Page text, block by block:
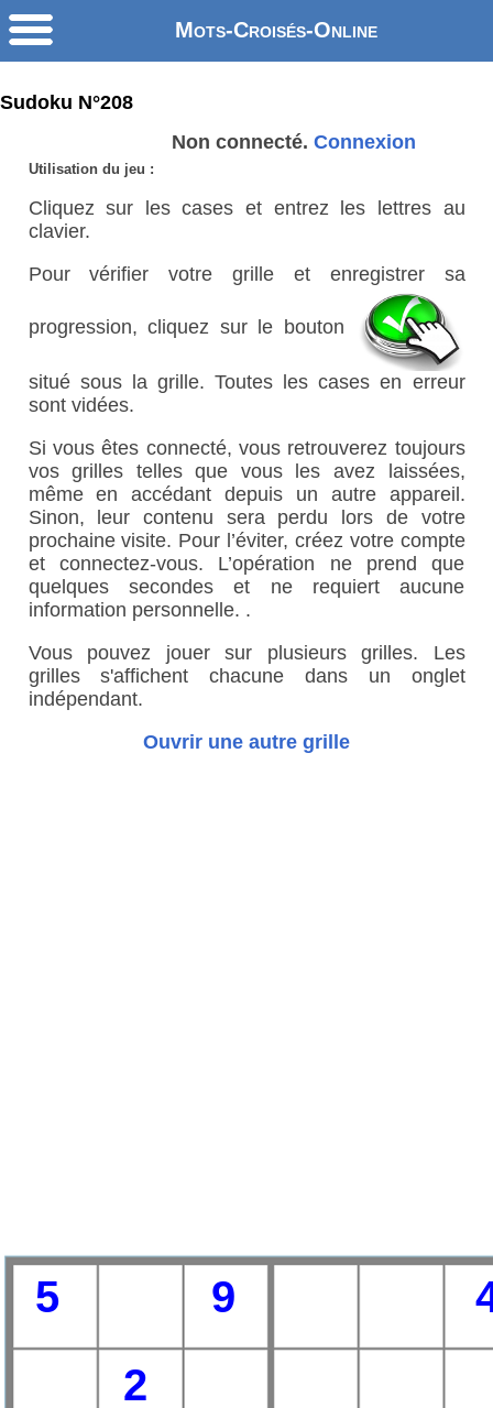
Mots-Croisés-Online
Sudoku N°208
Non connecté. Connexion
Utilisation du jeu :
Cliquez sur les cases et entrez les lettres au
clavier.
Pour vérifier votre grille et enregistrer sa
progression, cliquez sur le bouton
situé sous la grille. Toutes les cases en erreur
sont vidées.
Si vous êtes connecté, vous retrouverez toujours
vos grilles telles que vous les avez laissées,
même en accédant depuis un autre appareil.
Sinon, leur contenu sera perdu lors de votre
prochaine visite. Pour l’éviter, créez votre compte
et connectez-vous. L’opération ne prend que
quelques secondes et ne requiert aucune
information personnelle. .
Vous pouvez jouer sur plusieurs grilles. Les
grilles s'affichent chacune dans un onglet
indépendant.
Ouvrir une autre grille